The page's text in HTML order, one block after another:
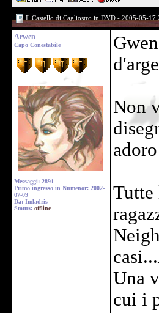
Il Castello di Cagliostro in DVD - 2005-05-17
Arwen
Capo Conestabile
Messaggi: 2891
Primo ingresso in Numenor: 2002-
07-09
Da: Imladris
Status: offline
Non
Tutte
casi...
Una
cui i